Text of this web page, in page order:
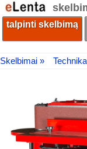
talpinti skelbimą
Skelbimai »